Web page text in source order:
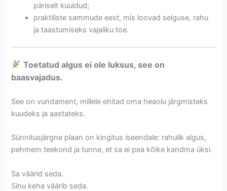
päriselt kuuldud;
praktiliste sammude eest, mis loovad selguse, rahu
ja taastumiseks vajaliku toe.
Toetatud algus ei ole luksus, see on
baasvajadus.
See on vundament, millele ehitad oma heaolu järgmisteks
kuudeks ja aastateks.
Sünnitusjärgne plaan on kingitus iseendale: rahulik algus,
pehmem teekond ja tunne, et sa ei pea kõike kandma üksi.
Sa väärid seda.
Sinu keha väärib seda.